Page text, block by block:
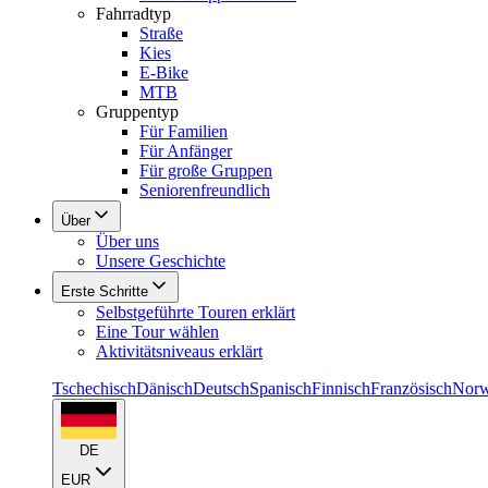
Fahrradtyp
Straße
Kies
E-Bike
MTB
Gruppentyp
Für Familien
Für Anfänger
Für große Gruppen
Seniorenfreundlich
Über
Über uns
Unsere Geschichte
Erste Schritte
Selbstgeführte Touren erklärt
Eine Tour wählen
Aktivitätsniveaus erklärt
TschechischDänischDeutschSpanischFinnischFranzösisch
DE
EUR